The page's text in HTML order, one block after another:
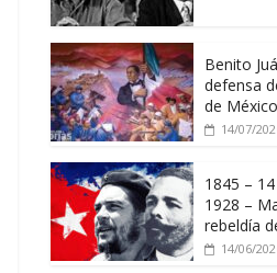
Benito
defensa
de México
14/07/
1845 –
1928 –
rebeldía
14/06/